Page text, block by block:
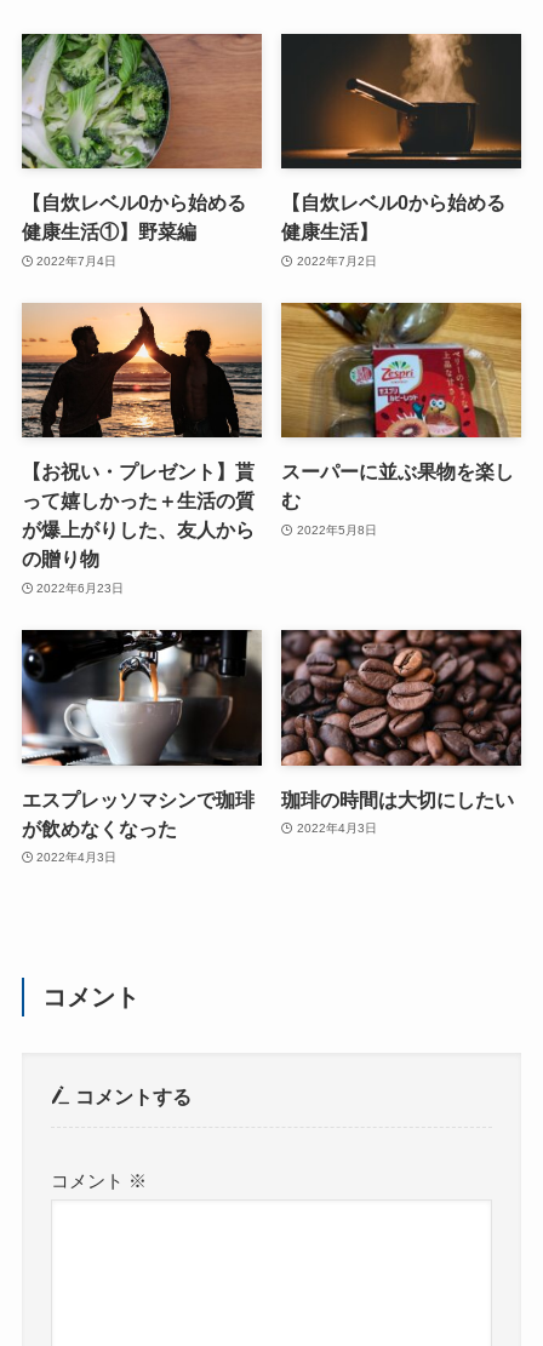
【自炊レベル0から始める
健康生活①】野菜編
2022年7月4日
【自炊レベル0から始める
健康生活】
2022年7月2日
【お祝い・プレゼント】貰
って嬉しかった＋生活の質
が爆上がりした、友人から
の贈り物
2022年6月23日
スーパーに並ぶ果物を楽し
む
2022年5月8日
エスプレッソマシンで珈琲
が飲めなくなった
2022年4月3日
珈琲の時間は大切にしたい
2022年4月3日
コメント
コメントする
コメント ※